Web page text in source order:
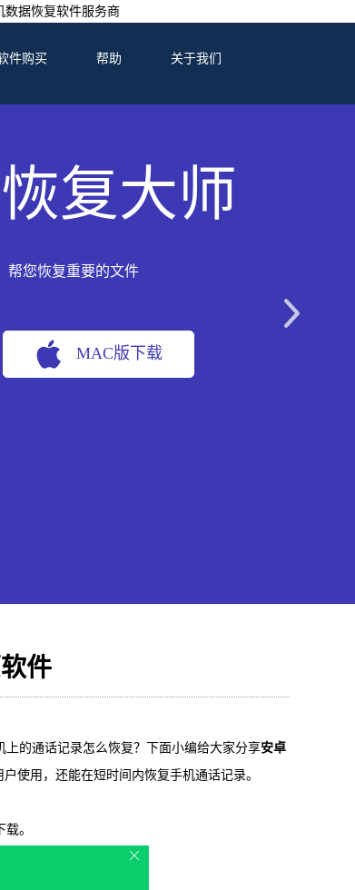
数据恢复软件服务商
件购买 帮助 关于我们
复大师
帮您恢复重要的文件
MAC版下载
复大师
据轻松恢复
MAC版下载
件
的通话记录怎么恢复？下面小编给大家分享安卓
使用，还能在短时间内恢复手机通话记录。
。